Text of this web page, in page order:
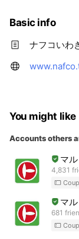
Basic info
ナフコいわ
You might like
Accounts others
マ
4,831
マ
681